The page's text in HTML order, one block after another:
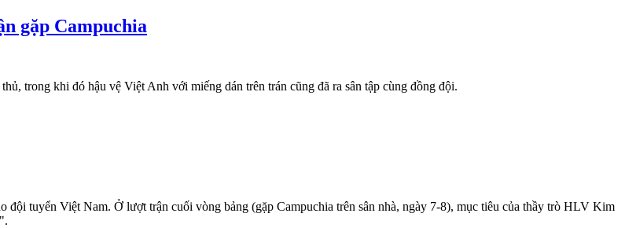
gặp Campuchia
trong khi đó hậu vệ Việt Anh với miếng dán trên trán cũng đã ra sân tập cùng đồng đội.
đội tuyển Việt Nam. Ở lượt trận cuối vòng bảng (gặp Campuchia trên sân nhà, ngày 7-8), mục tiêu của thầy trò HLV Kim